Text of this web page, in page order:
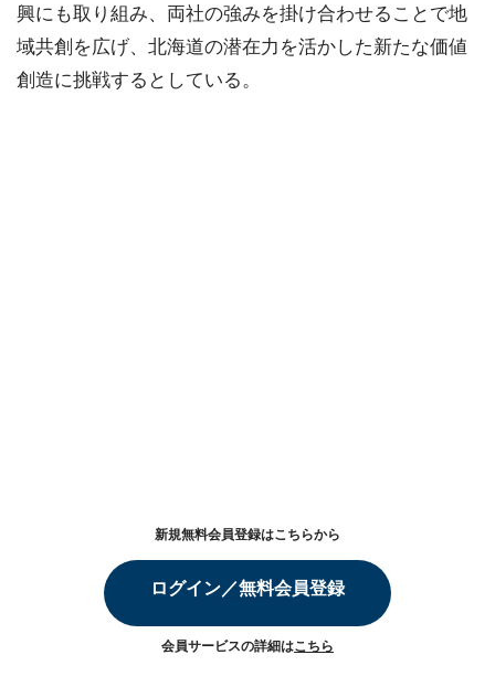
興にも取り組み、両社の強みを掛け合わせることで地
域共創を広げ、北海道の潜在力を活かした新たな価値
創造に挑戦するとしている。
新規無料会員登録はこちらから
ログイン／無料会員登録
会員サービスの詳細はこちら